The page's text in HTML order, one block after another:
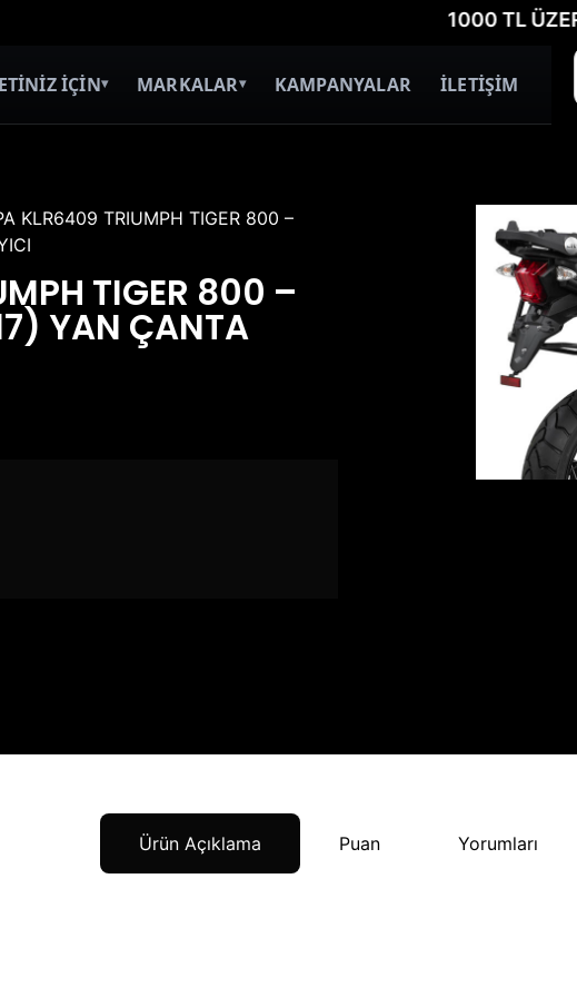
1000 TL ÜZERİ
İÇİN▾ MARKALAR▾ KAMPANYALAR İLETİŞİM
KLR6409 TRIUMPH TIGER 800 –
TIGER 800 –
YAN ÇANTA
Ürün Açıklama Puan Yorumları